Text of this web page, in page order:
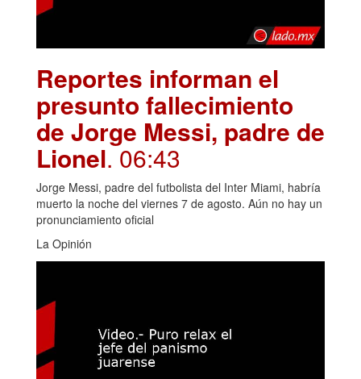
Reportes informan el
presunto fallecimiento
de Jorge Messi, padre de
Lionel. 06:43
Jorge Messi, padre del futbolista del Inter Miami, habría
muerto la noche del viernes 7 de agosto. Aún no hay un
pronunciamiento oficial
La Opinión